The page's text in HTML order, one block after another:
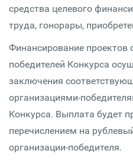
средства целевого
труда, гонорары,
Финансирование проектов
победителей Конкурса
заключения
организациями-
Конкурса. Выплата будет
перечислением на
организации-победителя.